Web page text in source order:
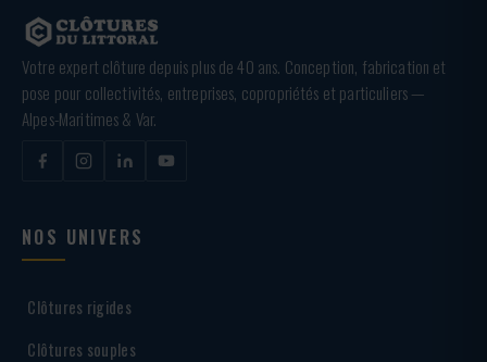
Votre expert clôture depuis plus de 40 ans. Conception, fabrication et
pose pour collectivités, entreprises, copropriétés et particuliers —
Alpes-Maritimes & Var.
NOS UNIVERS
Clôtures rigides
Clôtures souples